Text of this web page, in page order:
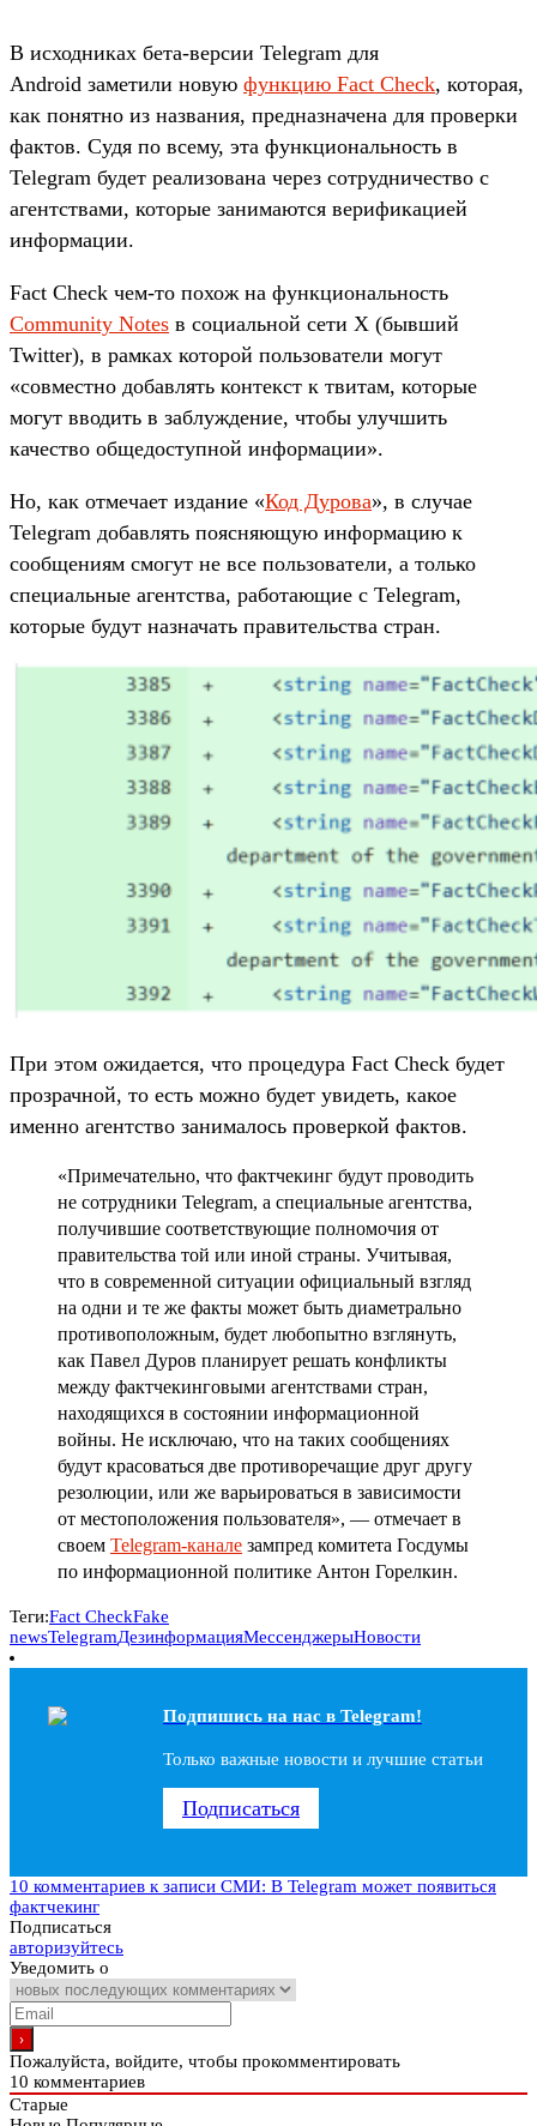
В исходниках бета-версии Telegram для
Android заметили новую функцию Fact Check, которая,
как понятно из названия, предназначена для проверки
фактов. Судя по всему, эта функциональность в
Telegram будет реализована через сотрудничество с
агентствами, которые занимаются верификацией
информации.
Fact Check чем-то похож на функциональность
Community Notes в социальной сети X (бывший
Twitter), в рамках которой пользователи могут
«совместно добавлять контекст к твитам, которые
могут вводить в заблуждение, чтобы улучшить
качество общедоступной информации».
Но, как отмечает издание «Код Дурова», в случае
Telegram добавлять поясняющую информацию к
сообщениям смогут не все пользователи, а только
специальные агентства, работающие с Telegram,
которые будут назначать правительства стран.
При этом ожидается, что процедура Fact Check будет
прозрачной, то есть можно будет увидеть, какое
именно агентство занималось проверкой фактов.
«Примечательно, что фактчекинг будут проводить
не сотрудники Telegram, а специальные агентства,
получившие соответствующие полномочия от
правительства той или иной страны. Учитывая,
что в современной ситуации официальный взгляд
на одни и те же факты может быть диаметрально
противоположным, будет любопытно взглянуть,
как Павел Дуров планирует решать конфликты
между фактчекинговыми агентствами стран,
находящихся в состоянии информационной
войны. Не исключаю, что на таких сообщениях
будут красоваться две противоречащие друг другу
резолюции, или же варьироваться в зависимости
от местоположения пользователя», — отмечает в
своем Telegram-канале зампред комитета Госдумы
по информационной политике Антон Горелкин.
Теги:Fact CheckFake
newsTelegramДезинформацияМессенджерыНовости
Подпишись на наc в Telegram!
Только важные новости и лучшие статьи
Подписаться
10 комментариев к записи СМИ: В Telegram может появиться
фактчекинг
Подписаться
авторизуйтесь
Уведомить о
Пожалуйста, войдите, чтобы прокомментировать
10 комментариев
Старые